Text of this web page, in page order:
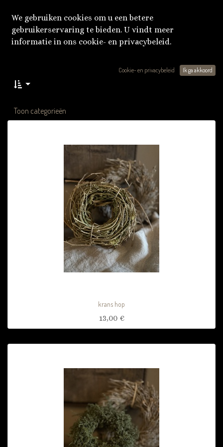
Toon categorieën
krans hop
13,00€
We gebruiken cookies om u een betere
gebruikerservaring te bieden. U vindt meer
informatie in ons cookie- en privacybeleid.
Cookie- en privacybeleid Ik ga akkoord